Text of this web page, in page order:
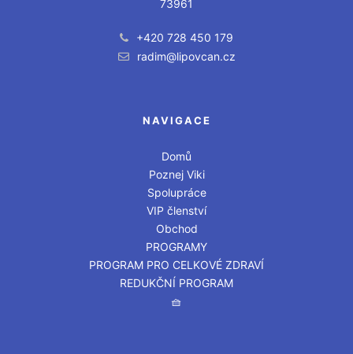
73961
+420 728 450 179
radim@lipovcan.cz
NAVIGACE
Domů
Poznej Viki
Spolupráce
VIP členství
Obchod
PROGRAMY
PROGRAM PRO CELKOVÉ ZDRAVÍ
REDUKČNÍ PROGRAM
🧺